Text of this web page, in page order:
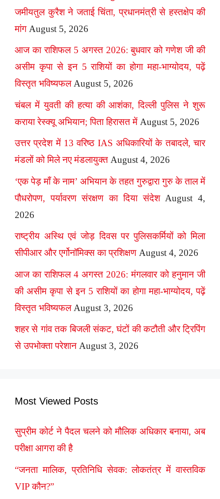
जमीयतुल कुरैश ने जताई चिंता, प्रधानमंत्री से हस्तक्षेप की
मांग August 5, 2026
आज का राशिफल 5 अगस्त 2026: बुधवार को गणेश जी की
असीम कृपा से इन 5 राशियों का होगा महा-भाग्योदय, पढ़ें
विस्तृत भविष्यफल August 5, 2026
चंबल में युवती की हत्या की आशंका, दिल्ली पुलिस ने शुरू
कराया रेस्क्यू अभियान; पिता हिरासत में August 5, 2026
उत्तर प्रदेश में 13 वरिष्ठ IAS अधिकारियों के तबादले, चार
मंडलों को मिले नए मंडलायुक्त August 4, 2026
‘एक पेड़ माँ के नाम’ अभियान के तहत गुरुद्वारा गुरु के ताल में
पौधरोपण, पर्यावरण संरक्षण का दिया संदेश August 4,
2026
राष्ट्रीय अस्थि एवं जोड़ दिवस पर पुलिसकर्मियों को मिला
सीपीआर और एर्गोनॉमिक्स का प्रशिक्षण August 4, 2026
आज का राशिफल 4 अगस्त 2026: मंगलवार को हनुमान जी
की असीम कृपा से इन 5 राशियों का होगा महा-भाग्योदय, पढ़ें
विस्तृत भविष्यफल August 3, 2026
शहर से गांव तक बिजली संकट, घंटों की कटौती और ट्रिपिंग
से उपभोक्ता परेशान August 3, 2026
Most Viewed Posts
सुप्रीम कोर्ट ने पैदल चलने को मौलिक अधिकार बनाया, अब
परीक्षा आगरा की है
“जनता मालिक, प्रतिनिधि सेवक: लोकतंत्र में वास्तविक
VIP कौन?”